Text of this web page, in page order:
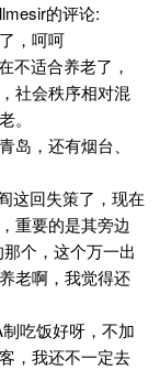
的评论:
，呵呵
不适合养老了，
社会秩序相对混
。
岛，还有烟台、
这回失策了，现在
重要的是其旁边
个，这个万一出
老啊，我觉得还
吃饭好呀，不加
，我还不一定去